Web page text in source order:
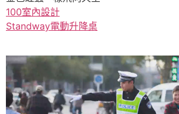
100室內設計
Standway電動升降桌